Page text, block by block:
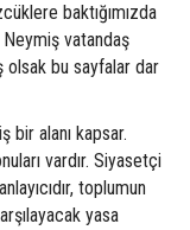
baktığımızda
vatandaş
olsak bu sayfalar dar
bir alanı kapsar.
vardır. Siyasetçi
toplumun
yasa